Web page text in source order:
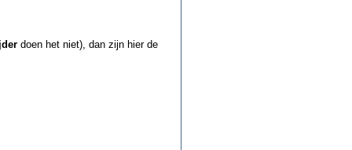
doen het niet), dan zijn hier de